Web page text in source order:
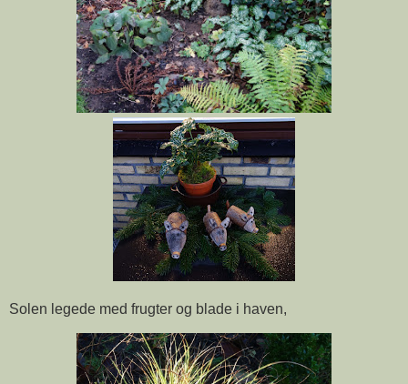
Solen legede med frugter og blade i haven,